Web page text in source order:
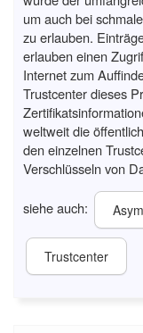
um auch bei
zu erlauben.
erlauben einen
Internet zum
Trustcenter dieses
weltweit die
den einzelnen
Verschlüsseln von
siehe auch:
Trustcenter